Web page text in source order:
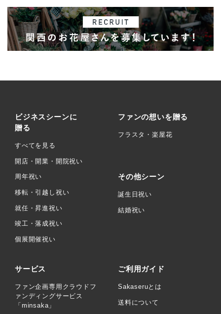
ビジネスシーンに
贈る
すべてを見る
開店・開業・開院祝い
周年祝い
移転・引越し祝い
就任・昇進祝い
竣工・落成祝い
個展開催祝い
ファンの想いを贈る
フラスタ・楽屋花
その他シーン
誕生日祝い
結婚祝い
サービス
ファン企画専用クラウドフ
ァンディングサービス
「minsaka」
ご利用ガイド
Sakaseruとは
送料について